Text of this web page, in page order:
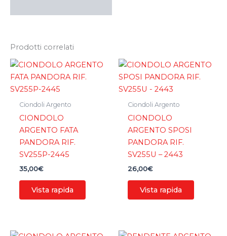
Prodotti correlati
Ciondoli Argento
CIONDOLO
ARGENTO FATA
PANDORA RIF.
SV255P-2445
35,00€
Vista rapida
Ciondoli Argento
CIONDOLO
ARGENTO SPOSI
PANDORA RIF.
SV255U – 2443
26,00€
Vista rapida